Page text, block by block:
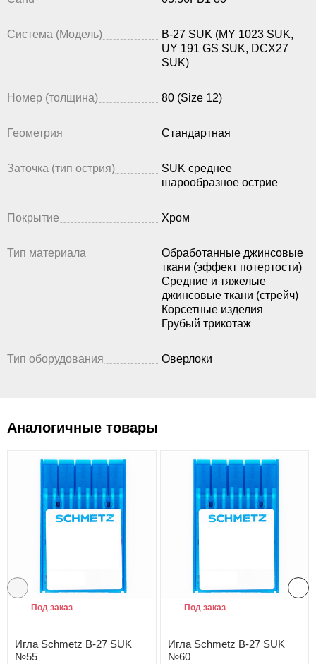
Система (Модель)
B-27 SUK (MY 1023 SUK,
UY 191 GS SUK, DCX27
SUK)
Номер (толщина) 80 (Size 12)
Геометрия Стандартная
Заточка (тип острия)
SUK среднее
шарообразное острие
Покрытие Хром
Тип материала
Обработанные джинсовые
ткани (эффект потертости)
Средние и тяжелые
джинсовые ткани (стрейч)
Корсетные изделия
Грубый трикотаж
Тип оборудования Оверлоки
Аналогичные товары
Игла Schmetz B-27 SUK
№55
Под заказ
Игла Schmetz B-27 SUK
№60
Под заказ